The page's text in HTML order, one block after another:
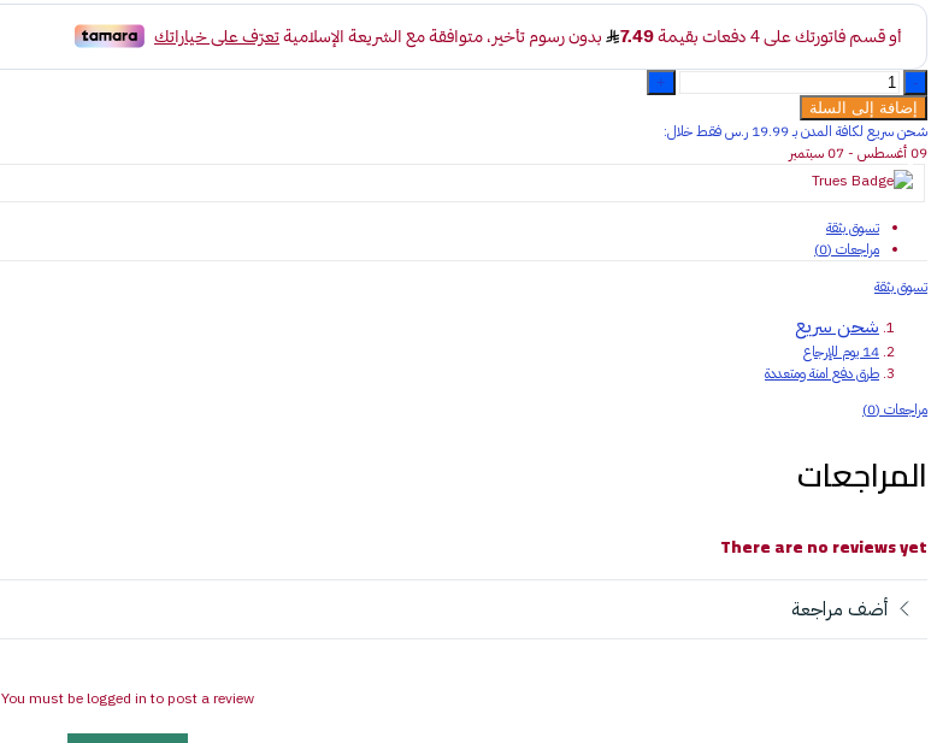
طقم
فرش
تنظيف
3
قطع
quantity
إضافة إلى السلة
شحن سريع لكافة المدن بـ 19.99 ر.س فقـط خلال:
09 أغسطس - 07 سبتمبر
تسوق بثقة
مراجعات (0)
تسوق بثقة
شحن سريع
14 يوم للإرجاع
طرق دفع امنة ومتعددة
مراجعات (0)
المراجعات
There are no reviews yet
أضف مراجعة
You must be logged in to post a review